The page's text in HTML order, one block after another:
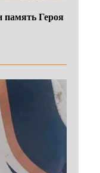
память Героя